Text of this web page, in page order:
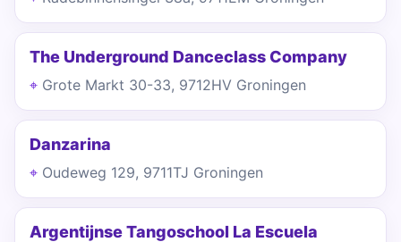
The Underground Danceclass Company
Grote Markt 30-33, 9712HV Groningen
Danzarina
Oudeweg 129, 9711TJ Groningen
Argentijnse Tangoschool La Escuela